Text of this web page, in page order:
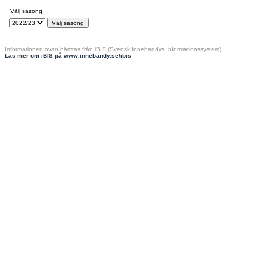
Välj säsong
Informationen ovan hämtas från iBIS (Svensk Innebandys Informationssystem)
Läs mer om iBIS på www.innebandy.se/ibis